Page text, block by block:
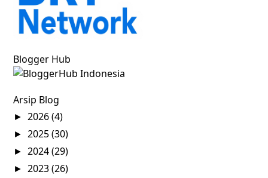
Blogger Hub
Arsip Blog
► 2026(4)
► 2025(30)
► 2024(29)
► 2023(26)